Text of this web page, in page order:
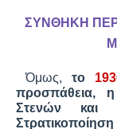
ΣΥΝΘΗΚΗ
Όμως, το
προσπάθεια,
Στενών και